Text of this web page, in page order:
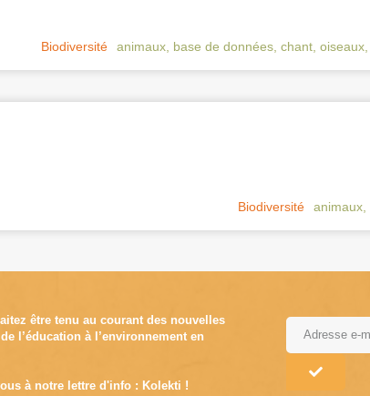
Biodiversité animaux, base de données, chant, oiseaux,
Biodiversité animaux,
être tenu au courant des nouvelles
l’éducation à l’environnement en
à notre lettre d'info : Kolekti !